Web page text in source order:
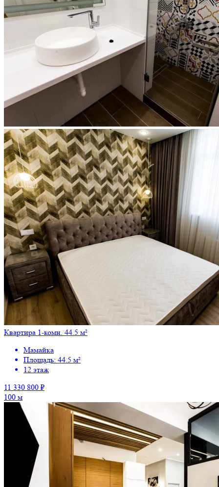
Квартира 1-комн. 44.5 м²
Мамайка
Площадь: 44.5 м²
12 этаж
11 330 800 ₽
100 м